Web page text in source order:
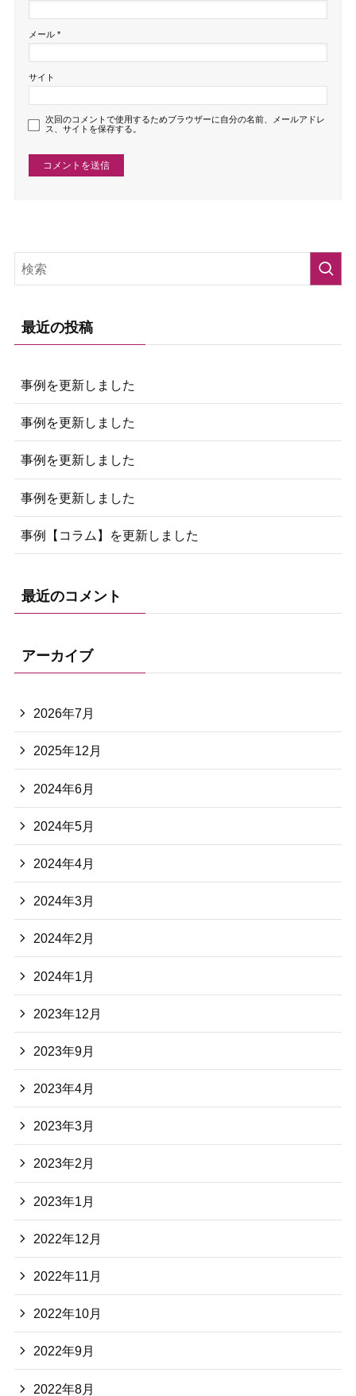
メール *
サイト
次回のコメントで使用するためブラウザーに自分の名前、メールアドレ
ス、サイトを保存する。
最近の投稿
事例を更新しました
事例を更新しました
事例を更新しました
事例を更新しました
事例【コラム】を更新しました
最近のコメント
アーカイブ
2026年7月
2025年12月
2024年6月
2024年5月
2024年4月
2024年3月
2024年2月
2024年1月
2023年12月
2023年9月
2023年4月
2023年3月
2023年2月
2023年1月
2022年12月
2022年11月
2022年10月
2022年9月
2022年8月